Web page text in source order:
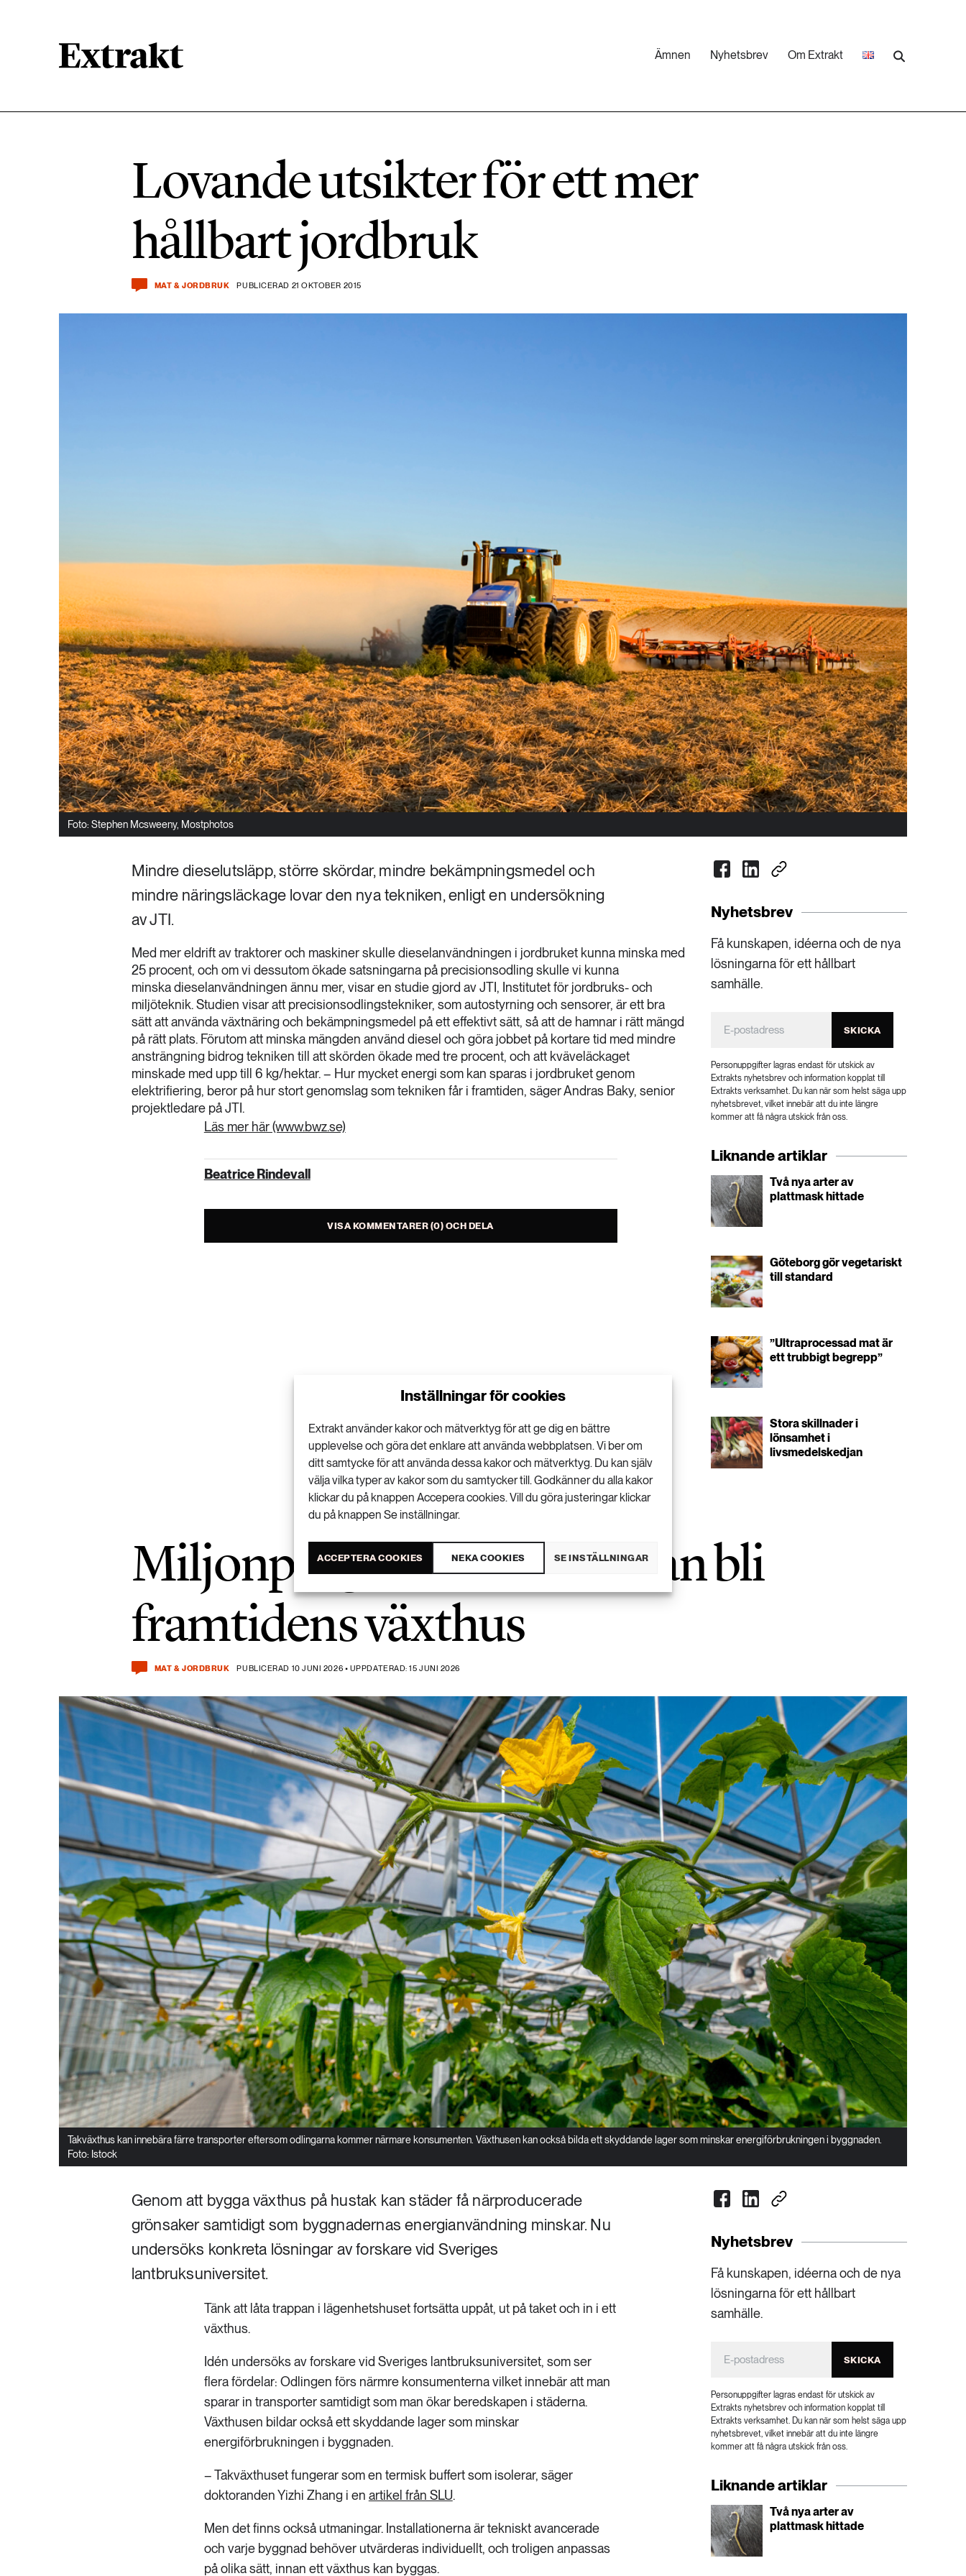
Inställningar för cookies
Extrakt använder kakor och mätverktyg för att ge dig en bättre
upplevelse och göra det enklare att använda webbplatsen. Vi ber om
ditt samtycke för att använda dessa kakor och mätverktyg. Du kan själv
välja vilka typer av kakor som du samtycker till. Godkänner du alla kakor
klickar du på knappen Accepera cookies. Vill du göra justeringar klickar
du på knappen Se inställningar.
ACCEPTERA COOKIES NEKA COOKIES SE INSTÄLLNINGAR
Ämnen Nyhetsbrev Om Extrakt
1492 ARTIKLAR
Klimat Landsbygd
Livsstil & konsumtion
612 ARTIKLAR
Mat & jordbruk
Social hållbarhet Transport Vatten
Lovande utsikter för ett mer
hållbart jordbruk
MAT & JORDBRUK PUBLICERAD 21 OKTOBER 2015
Foto: Stephen Mcsweeny, Mostphotos
Mindre dieselutsläpp, större skördar, mindre bekämpningsmedel och
mindre näringsläckage lovar den nya tekniken, enligt en undersökning
av JTI.
Med mer eldrift av traktorer och maskiner skulle dieselanvändningen i jordbruket kunna minska med
25 procent, och om vi dessutom ökade satsningarna på precisionsodling skulle vi kunna
minska dieselanvändningen ännu mer, visar en studie gjord av JTI, Institutet för jordbruks- och
miljöteknik. Studien visar att precisionsodlingstekniker, som autostyrning och sensorer, är ett bra
sätt att använda växtnäring och bekämpningsmedel på ett effektivt sätt, så att de hamnar i rätt mängd
på rätt plats. Förutom att minska mängden använd diesel och göra jobbet på kortare tid med mindre
ansträngning bidrog tekniken till att skörden ökade med tre procent, och att kväveläckaget
minskade med upp till 6 kg/hektar. – Hur mycket energi som kan sparas i jordbruket genom
elektrifiering, beror på hur stort genomslag som tekniken får i framtiden, säger Andras Baky, senior
projektledare på JTI.
Läs mer här (www.bwz.se)
Beatrice Rindevall
VISA KOMMENTARER (0) OCH DELA
Nyhetsbrev
Få kunskapen, idéerna och de nya
lösningarna för ett hållbart
samhälle.
SKICKA
Personuppgifter lagras endast för utskick av
Extrakts nyhetsbrev och information kopplat till
Extrakts verksamhet. Du kan när som helst säga upp
nyhetsbrevet, vilket innebär att du inte längre
kommer att få några utskick från oss.
Liknande artiklar
Två nya arter av
plattmask hittade
Göteborg gör vegetariskt
till standard
”Ultraprocessad mat är
ett trubbigt begrepp”
Stora skillnader i
lönsamhet i
livsmedelskedjan
Miljonprogrammets tak kan bli
framtidens växthus
MAT & JORDBRUK PUBLICERAD 10 JUNI 2026 • UPPDATERAD: 15 JUNI 2026
Takväxthus kan innebära färre transporter eftersom odlingarna kommer närmare konsumenten. Växthusen kan också bilda ett skyddande lager som minskar energiförbrukningen i byggnaden.
Foto: Istock
Genom att bygga växthus på hustak kan städer få närproducerade
grönsaker samtidigt som byggnadernas energianvändning minskar. Nu
undersöks konkreta lösningar av forskare vid Sveriges
lantbruksuniversitet.
Tänk att låta trappan i lägenhetshuset fortsätta uppåt, ut på taket och in i ett
växthus.
Idén undersöks av forskare vid Sveriges lantbruksuniversitet, som ser
flera fördelar: Odlingen förs närmre konsumenterna vilket innebär att man
sparar in transporter samtidigt som man ökar beredskapen i städerna.
Växthusen bildar också ett skyddande lager som minskar
energiförbrukningen i byggnaden.
– Takväxthuset fungerar som en termisk buffert som isolerar, säger
doktoranden Yizhi Zhang i en artikel från SLU.
Men det finns också utmaningar. Installationerna är tekniskt avancerade
och varje byggnad behöver utvärderas individuellt, och troligen anpassas
på olika sätt, innan ett växthus kan byggas.
Nyhetsbrev
Få kunskapen, idéerna och de nya
lösningarna för ett hållbart
samhälle.
SKICKA
Personuppgifter lagras endast för utskick av
Extrakts nyhetsbrev och information kopplat till
Extrakts verksamhet. Du kan när som helst säga upp
nyhetsbrevet, vilket innebär att du inte längre
kommer att få några utskick från oss.
Liknande artiklar
Två nya arter av
plattmask hittade